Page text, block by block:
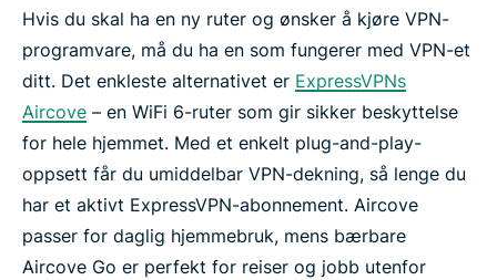
Hvis du skal ha en ny ruter og ønsker å kjøre VPN-
programvare, må du ha en som fungerer med VPN-et
ditt. Det enkleste alternativet er ExpressVPNs
Aircove – en WiFi 6-ruter som gir sikker beskyttelse
for hele hjemmet. Med et enkelt plug-and-play-
oppsett får du umiddelbar VPN-dekning, så lenge du
har et aktivt ExpressVPN-abonnement. Aircove
passer for daglig hjemmebruk, mens bærbare
Aircove Go er perfekt for reiser og jobb utenfor